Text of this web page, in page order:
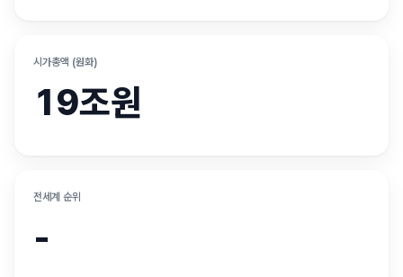
시가총액 (원화)
19조원
전세계 순위
-